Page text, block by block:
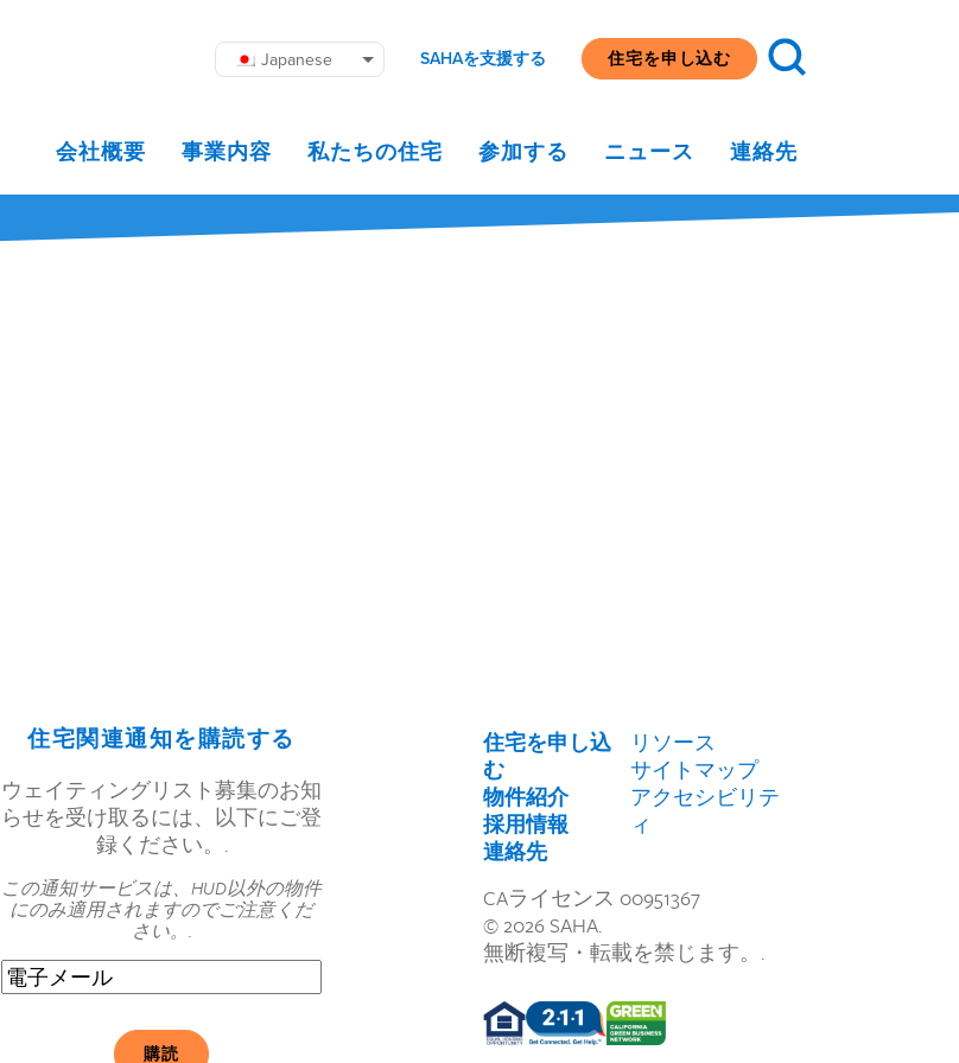
Japanese SAHAを支援する 住宅を申し込む
会社概要 事業内容 私たちの住宅 参加する ニュース 連絡先
住宅関連通知を購読する
ウェイティングリスト募集のお知
らせを受け取るには、以下にご登
録ください。.
この通知サービスは、HUD以外の物件
にのみ適用されますのでご注意くだ
さい。.
電
子
住宅を申し込
む
物件紹介
採用情報
連絡先
リソース
サイトマップ
アクセシビリテ
ィ
CAライセンス 00951367
© 2026 SAHA.
無断複写・転載を禁じます。.